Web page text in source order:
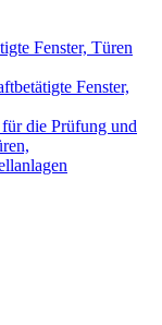
Fenster, Türen
Fenster,
die Prüfung und